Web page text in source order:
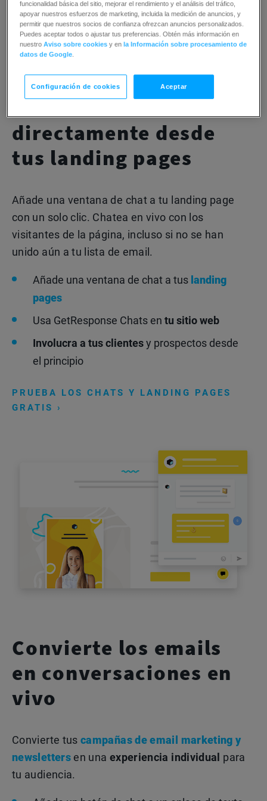
página chatear contigo en tiempo realcrea
conexiones más profundas y ayuda a convertir
más rápido.
Habilita los chats
directamente desde
tus landing pages
Añade una ventana de chat a tu landing page
con un solo clic. Chatea en vivo con los
visitantes de la página, incluso si no se han
unido aún a tu lista de email.
Añade una ventana de chat a tus landing
pages
Usa GetResponse Chats en tu sitio web
Involucra a tus clientesy prospectos desde
el principio
PRUEBA LOS CHATS Y LANDING PAGES
GRATIS ›
Convierte los emails
en conversaciones en
vivo
Convierte tuscampañas de email marketing y
newslettersen una experiencia individual para
tu audiencia.
funcionalidad básica del sitio, mejorar el rendimiento y el análisis del tráfico,
apoyar nuestros esfuerzos de marketing, incluida la medición de anuncios, y
permitir que nuestros socios de confianza ofrezcan anuncios personalizados.
Puedes aceptar todos o ajustar tus preferencias. Obtén más información en
nuestroAviso sobre cookies y en la Información sobre procesamiento de
datos de Google.
Configuración de cookies Aceptar